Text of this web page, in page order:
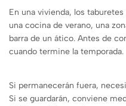
En una vivienda, los
una cocina de verano, una
barra de un ático. Antes de
cuando termine la temporada.
Si permanecerán fuera,
Si se guardarán, conviene